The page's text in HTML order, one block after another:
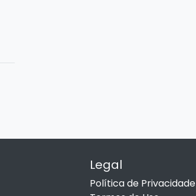
Legal
Política de Privacidade